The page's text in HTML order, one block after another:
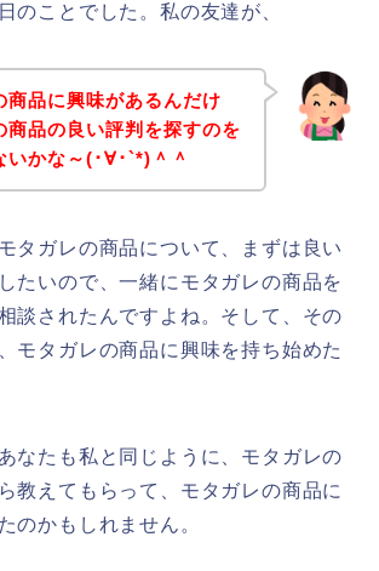
のことでした。私の友達が、
商品に興味があるんだけ
商品の良い評判を探すのを
いかな～(･∀･`*)＾＾
タガレの商品について、まずは良い
たいので、一緒にモタガレの商品を
談されたんですよね。そして、その
モタガレの商品に興味を持ち始めた
なたも私と同じように、モタガレの
教えてもらって、モタガレの商品に
のかもしれません。